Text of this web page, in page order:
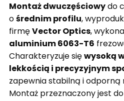
Montaż dwuczęściowydo
ośrednim profilu,
firmęVector Optics,
aluminium 6063-T6
Charakteryzuje sięwysoką
lekkością i precyzyjnym
zapewnia stabilną i odporną
Montaż przeznaczony jest